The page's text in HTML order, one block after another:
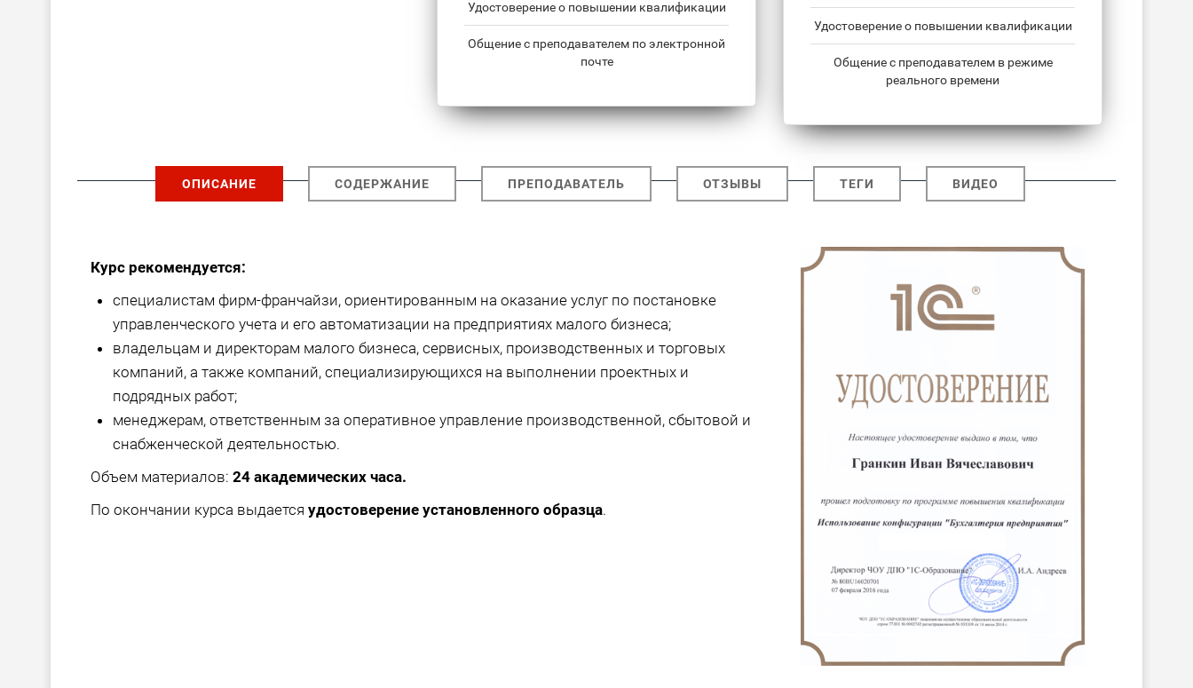
Удостоверение о повышении квалификации
Общение с преподавателем по электронной
почте
Удостоверение о повышении квалификации
Общение с преподавателем в режиме
реального времени
ОПИСАНИЕ СОДЕРЖАНИЕ ПРЕПОДАВАТЕЛЬ ОТЗЫВЫ ТЕГИ ВИДЕО
Курс рекомендуется:
специалистам фирм-франчайзи, ориентированным на оказание услуг по постановке
управленческого учета и его автоматизации на предприятиях малого бизнеса;
владельцам и директорам малого бизнеса, сервисных, производственных и торговых
компаний, а также компаний, специализирующихся на выполнении проектных и
подрядных работ;
менеджерам, ответственным за оперативное управление производственной, сбытовой и
снабженческой деятельностью.
Объем материалов: 24 академических часа.
По окончании курса выдается удостоверение установленного образца.